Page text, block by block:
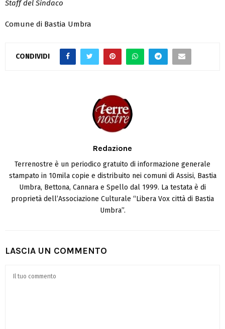
Staff del Sindaco
Comune di Bastia Umbra
CONDIVIDI
Redazione
Terrenostre è un periodico gratuito di informazione generale
stampato in 10mila copie e distribuito nei comuni di Assisi, Bastia
Umbra, Bettona, Cannara e Spello dal 1999. La testata è di
proprietà dell’Associazione Culturale “Libera Vox città di Bastia
Umbra”.
LASCIA UN COMMENTO